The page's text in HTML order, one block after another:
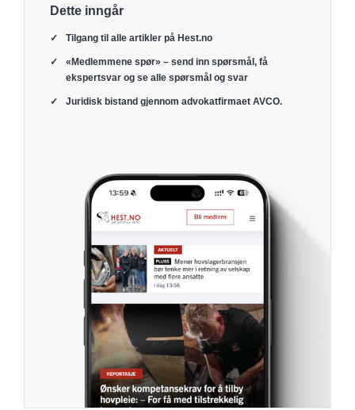
Dette inngår
Tilgang til alle artikler på Hest.no
«Medlemmene spør» – send inn spørsmål, få
ekspertsvar og se alle spørsmål og svar
Juridisk bistand gjennom advokatfirmaet AVCO.